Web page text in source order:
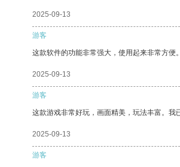
2025-09-13
游客
这款软件的功能非常强大，使用起来非常方便。
2025-09-13
游客
这款游戏非常好玩，画面精美，玩法丰富。我
2025-09-13
游客